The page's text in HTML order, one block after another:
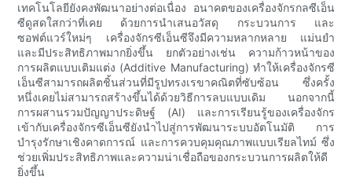
เทคโนโลยียังคงพัฒนาอย่างต่อเนื่อง อนาคตของเครื่องจักรกลซีเอ็น
ซีดูสดใสกว่าที่เคย ด้วยการนำเสนอวัสดุ กระบวนการ และ
ซอฟต์แวร์ใหม่ๆ เครื่องจักรซีเอ็นซีจึงมีความหลากหลาย แม่นยำ
และมีประสิทธิภาพมากยิ่งขึ้น ยกตัวอย่างเช่น ความก้าวหน้าของ
การผลิตแบบเติมแต่ง (Additive Manufacturing) ทำให้เครื่องจักรซี
เอ็นซีสามารถผลิตชิ้นส่วนที่มีรูปทรงเรขาคณิตที่ซับซ้อน ซึ่งครั้ง
หนึ่งเคยไม่สามารถสร้างขึ้นได้ด้วยวิธีการลบแบบเดิม นอกจากนี้
การผสานรวมปัญญาประดิษฐ์ (AI) และการเรียนรู้ของเครื่องจักร
เข้ากับเครื่องจักรซีเอ็นซียังนำไปสู่การพัฒนาระบบอัตโนมัติ การ
บำรุงรักษาเชิงคาดการณ์ และการควบคุมคุณภาพแบบเรียลไทม์ ซึ่ง
ช่วยเพิ่มประสิทธิภาพและความน่าเชื่อถือของกระบวนการผลิตให้ดี
ยิ่งขึ้น